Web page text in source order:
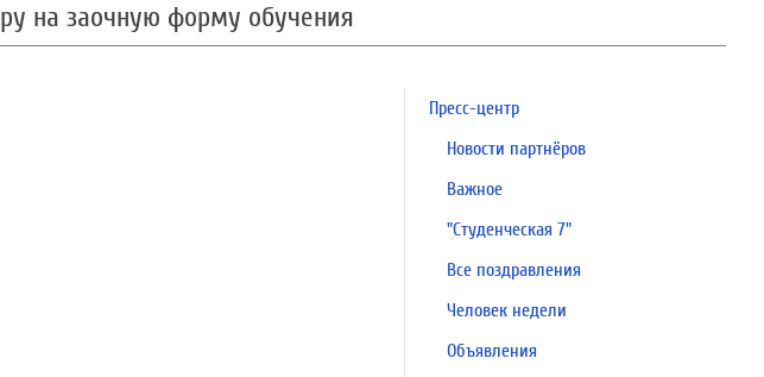
на заочную форму обучения
Пресс-центр
Новости партнёров
Важное
"Студенческая 7"
Все поздравления
Человек недели
Объявления